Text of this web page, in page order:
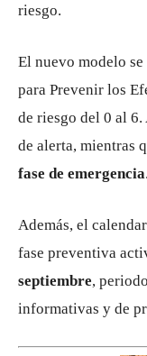
riesgo.
El nuevo modelo
para Prevenir los
de riesgo del 0 al
de alerta, mientras
fase de emergencia.
Además, el
fase preventiva
septiembre,
informativas y de